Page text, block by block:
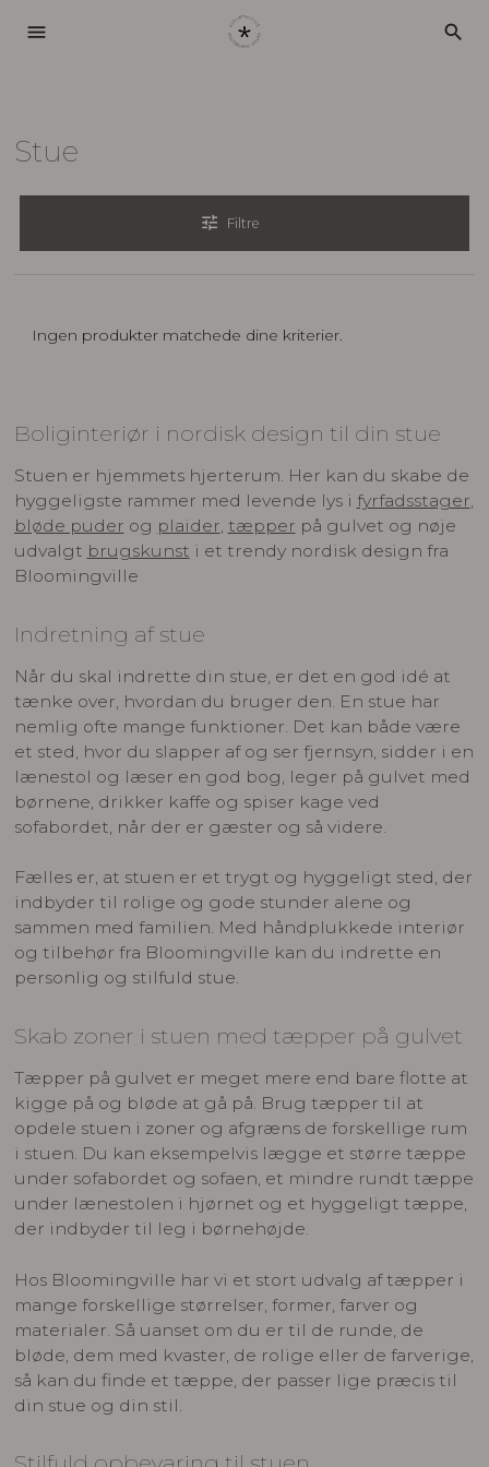
menu search
Stue
tune Filtre
Ingen produkter matchede dine kriterier.
Boliginteriør i nordisk design til din stue
Stuen er hjemmets hjerterum. Her kan du skabe de
hyggeligste rammer med levende lys i fyrfadsstager
bløde puder og plaider tæpper på gulvet og nøje
udvalgt brugskunst i et trendy nordisk design fra
Bloomingville
Indretning af stue
Når du skal indrette din stue, er det en god idé at
tænke over, hvordan du bruger den. En stue har
nemlig ofte mange funktioner. Det kan både være
et sted, hvor du slapper af og ser fjernsyn, sidder i en
lænestol og læser en god bog, leger på gulvet med
børnene, drikker kaffe og spiser kage ved
sofabordet, når der er gæster og så videre.
Fælles er, at stuen er et trygt og hyggeligt sted, der
indbyder til rolige og gode stunder alene og
sammen med familien. Med håndplukkede interiør
og tilbehør fra Bloomingville kan du indrette en
personlig og stilfuld stue.
Skab zoner i stuen med tæpper på gulvet
Tæpper på gulvet er meget mere end bare flotte at
kigge på og bløde at gå på. Brug tæpper til at
opdele stuen i zoner og afgræns de forskellige rum
i stuen. Du kan eksempelvis lægge et større tæppe
under sofabordet og sofaen, et mindre rundt tæppe
under lænestolen i hjørnet og et hyggeligt tæppe,
der indbyder til leg i børnehøjde.
Hos Bloomingville har vi et stort udvalg af tæpper i
mange forskellige størrelser, former, farver og
materialer. Så uanset om du er til de runde, de
bløde, dem med kvaster, de rolige eller de farverige,
så kan du finde et tæppe, der passer lige præcis til
din stue og din stil.